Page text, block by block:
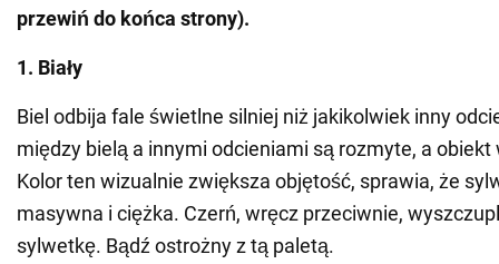
przewiń do końca strony).
1. Biały
Biel odbija fale świetlne silniej niż jakikolwiek inny
między bielą a innymi odcieniami są rozmyte, a obiekt
Kolor ten wizualnie zwiększa objętość, sprawia, że
masywna i ciężka. Czerń, wręcz przeciwnie,
sylwetkę. Bądź ostrożny z tą paletą.